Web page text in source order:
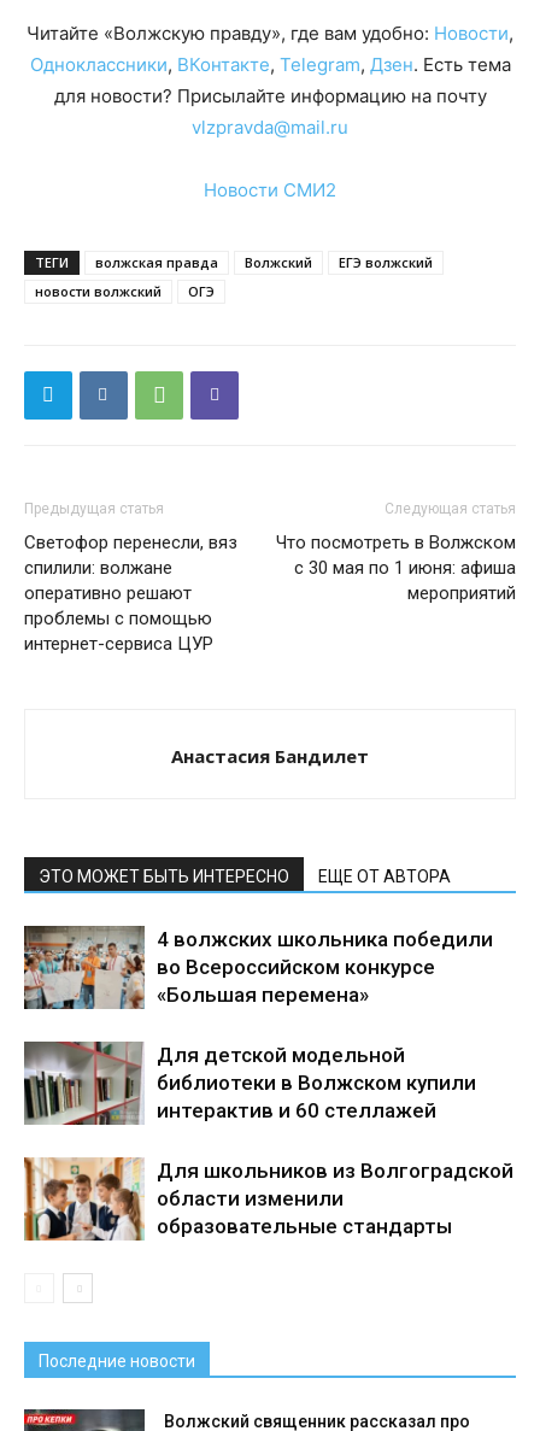
Читайте «Волжскую правду», где вам удобно: Новости,
Одноклассники, ВКонтакте, Telegram, Дзен. Есть тема
для новости? Присылайте информацию на почту
vlzpravda@mail.ru
Новости СМИ2
ТЕГИ волжская правда Волжский
ЕГЭ волжский
новости волжский
ОГЭ
Предыдущая статья
Светофор перенесли, вяз
спилили: волжане
оперативно решают
проблемы с помощью
интернет-сервиса ЦУР
Следующая статья
Что посмотреть в Волжском
с 30 мая по 1 июня: афиша
мероприятий
Анастасия Бандилет
ЭТО МОЖЕТ БЫТЬ ИНТЕРЕСНО ЕЩЕ ОТ АВТОРА
4 волжских школьника победили
во Всероссийском конкурсе
«Большая перемена»
Для детской модельной
библиотеки в Волжском купили
интерактив и 60 стеллажей
Для школьников из Волгоградской
области изменили
образовательные стандарты
Последние новости
Волжский священник рассказал про